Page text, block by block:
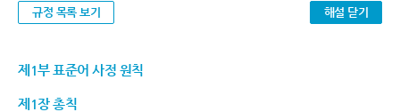
규정 목록 보기 해설 닫기
제1부 표준어 사정 원칙
제1장 총칙